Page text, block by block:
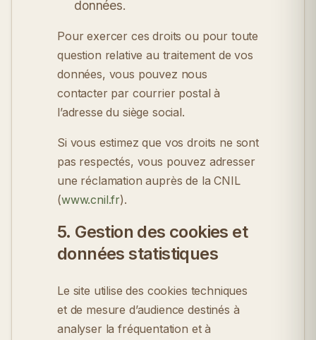
données.
Pour exercer ces droits ou pour toute
question relative au traitement de vos
données, vous pouvez nous
contacter par courrier postal à
l’adresse du siège social.
Si vous estimez que vos droits ne sont
pas respectés, vous pouvez adresser
une réclamation auprès de la CNIL
(www.cnil.fr).
5. Gestion des cookies et
données statistiques
Le site utilise des cookies techniques
et de mesure d’audience destinés à
analyser la fréquentation et à